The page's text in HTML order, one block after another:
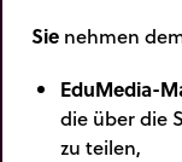
Sie nehmen
EduMedia-
die über die
zu teilen,